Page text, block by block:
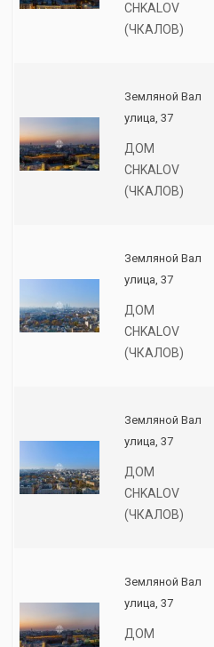
CHKALOV
(ЧКАЛОВ)
Земляной Вал
улица, 37
ДОМ
CHKALOV
(ЧКАЛОВ)
Земляной Вал
улица, 37
ДОМ
CHKALOV
(ЧКАЛОВ)
Земляной Вал
улица, 37
ДОМ
CHKALOV
(ЧКАЛОВ)
Земляной Вал
улица, 37
ДОМ